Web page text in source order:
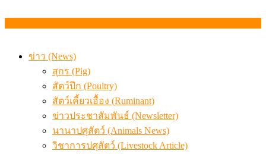
ข่าว (News)
สุกร (Pig)
สัตว์ปีก (Poultry)
สัตว์เคี้ยวเอื้อง (Ruminant)
ข่าวประชาสัมพันธ์ (Newsletter)
นานาปศุสัตว์ (Animals News)
วิชาการปศุสัตว์ (Livestock Article)